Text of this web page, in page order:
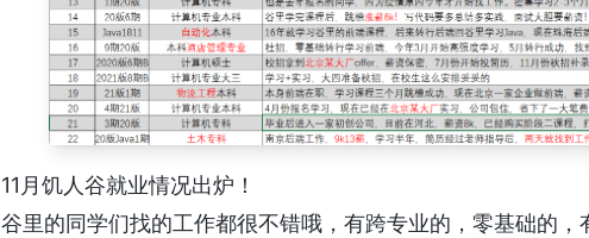
11月饥人谷就业情况出炉！
谷里的同学们找的工作都很不错哦，有跨专业的，零基础的